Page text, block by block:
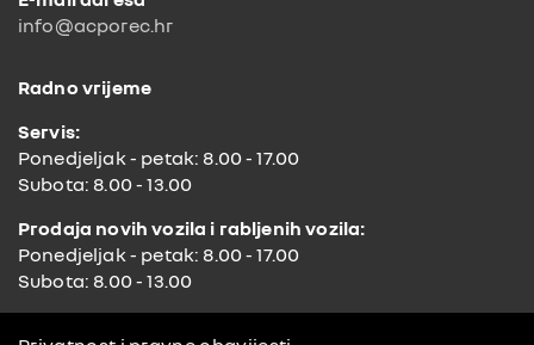
info@acporec.hr
Radno vrijeme
Servis:
Ponedjeljak - petak: 8.00 - 17.00
Subota: 8.00 - 13.00
Prodaja novih vozila i rabljenih vozila:
Ponedjeljak - petak: 8.00 - 17.00
Subota: 8.00 - 13.00